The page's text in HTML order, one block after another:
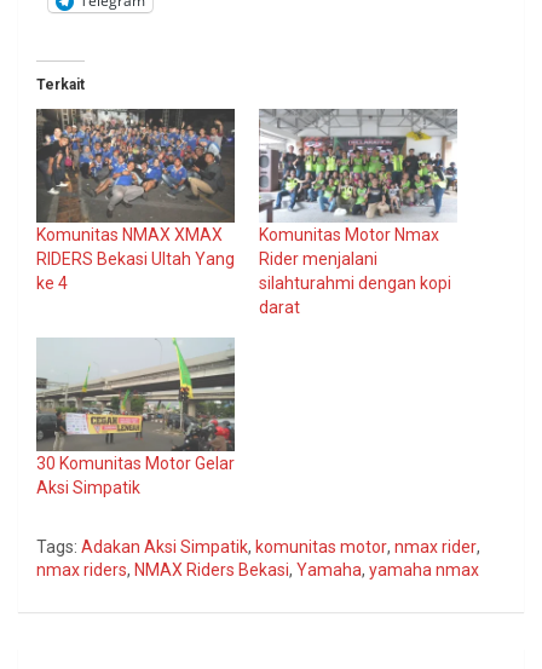
Terkait
Komunitas NMAX XMAX
RIDERS Bekasi Ultah Yang
ke 4
Komunitas Motor Nmax
Rider menjalani
silahturahmi dengan kopi
darat
30 Komunitas Motor Gelar
Aksi Simpatik
Tags: Adakan Aksi Simpatik, komunitas motor, nmax rider,
nmax riders, NMAX Riders Bekasi, Yamaha, yamaha nmax